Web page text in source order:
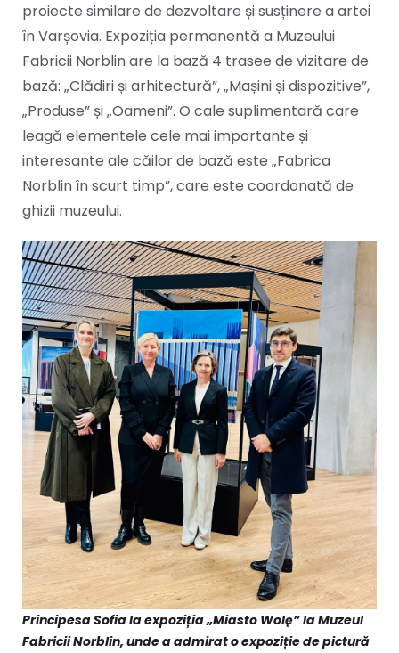
proiecte similare de dezvoltare și susținere a artei
în Varșovia. Expoziția permanentă a Muzeului
Fabricii Norblin are la bază 4 trasee de vizitare de
bază: „Clădiri și arhitectură”, „Mașini și dispozitive”,
„Produse” și „Oameni”. O cale suplimentară care
leagă elementele cele mai importante și
interesante ale căilor de bază este „Fabrica
Norblin în scurt timp”, care este coordonată de
ghizii muzeului.
Principesa Sofia la expoziția „Miasto Wolę” la Muzeul
Fabricii Norblin, unde a admirat o expoziție de pictură